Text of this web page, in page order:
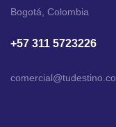
Bogotá, Colombia
+57 311 5723226
comercial@tudestino.co